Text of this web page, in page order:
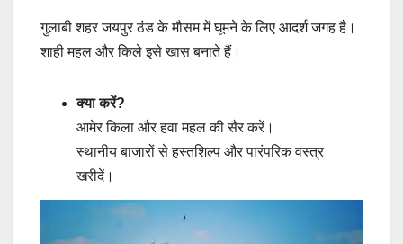
गुलाबी शहर जयपुर ठंड के मौसम में घूमने के लिए आदर्श जगह है।
शाही महल और किले इसे खास बनाते हैं।
क्या करें?
आमेर किला और हवा महल की सैर करें।
स्थानीय बाजारों से हस्तशिल्प और पारंपरिक वस्त्र
खरीदें।